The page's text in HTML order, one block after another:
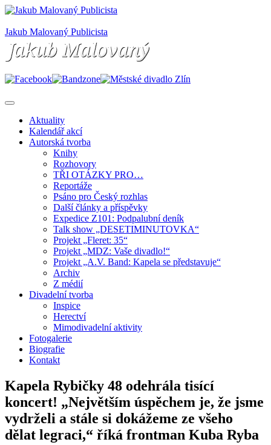
Jakub Malovaný Publicista
Aktuality
Kalendář akcí
Autorská tvorba
Knihy
Rozhovory
TŘI OTÁZKY PRO…
Reportáže
Psáno pro Český rozhlas
Další články a příspěvky
Expedice Z101: Podpalubní deník
Talk show „DESETIMINUTOVKA“
Projekt „Fleret: 35“
Projekt „MDZ: Vaše divadlo!“
Projekt „A.V. Band: Kapela se představuje“
Archiv
Z médií
Divadelní tvorba
Inspice
Herectví
Mimodivadelní aktivity
Fotogalerie
Biografie
Kontakt
Kapela Rybičky 48 odehrála tisící
koncert! „Největším úspěchem je, že jsme
vydrželi a stále si dokážeme ze všeho
dělat legraci,“ říká frontman Kuba Ryba